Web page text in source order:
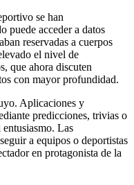
se han
puede acceder a datos
reservadas a cuerpos
el nivel de
que ahora discuten
con mayor profundidad.
Aplicaciones y
predicciones, trivias o
Las
a equipos o deportistas
en protagonista de la